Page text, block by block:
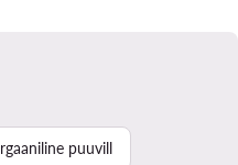
puuvill